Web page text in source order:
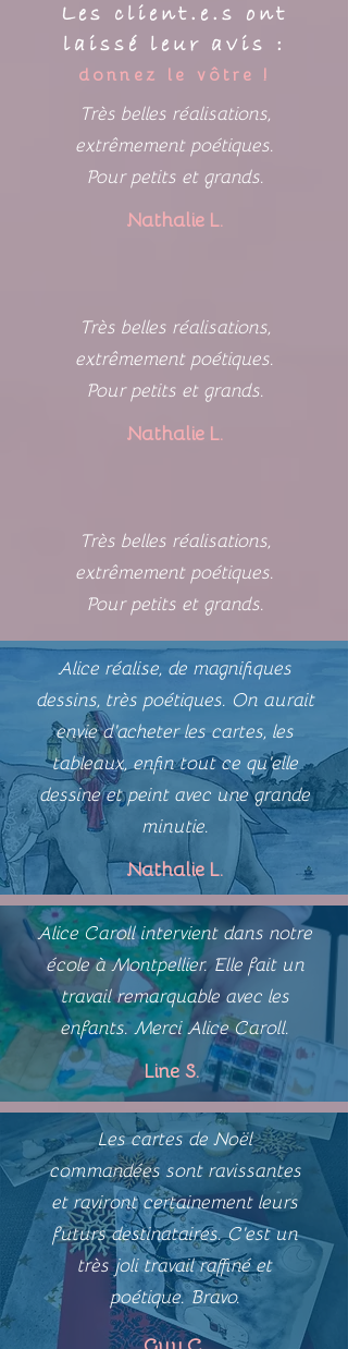
Les client.e.s ont
laissé leur avis :
donnez le vôtre !
Très belles réalisations,
extrêmement poétiques.
Pour petits et grands.
Nathalie L.
Très belles réalisations,
extrêmement poétiques.
Pour petits et grands.
Nathalie L.
Très belles réalisations,
extrêmement poétiques.
Pour petits et grands.
Alice réalise, de magnifiques
dessins, très poétiques. On aurait
envie d'acheter les cartes, les
tableaux, enfin tout ce qu'elle
dessine et peint avec une grande
minutie.
Nathalie L.
Alice Caroll intervient dans notre
école à Montpellier. Elle fait un
travail remarquable avec les
enfants. Merci Alice Caroll.
Line S.
Les cartes de Noël
commandées sont ravissantes
et raviront certainement leurs
futurs destinataires. C'est un
très joli travail raffiné et
poétique. Bravo.